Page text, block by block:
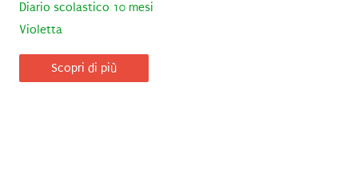
Diario scolastico 10 mesi
Violetta
Scopri di più